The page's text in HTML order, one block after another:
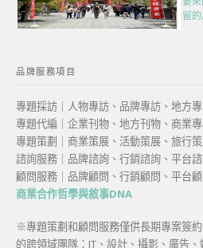
留
品牌服務項目
專題採訪｜人物專訪、品牌專訪、地方
專題代編｜企業刊物、地方刊物、商業
專題策劃｜商業策展、活動策展、旅行
諮詢服務｜品牌諮詢、行銷諮詢、平台
顧問服務｜品牌顧問、行銷顧問、平台
商業合作哲學與敘事DNA
※專題策劃和顧問服務僅供長期專案簽
的跨領域團隊：IT、設計、攝影、廣告